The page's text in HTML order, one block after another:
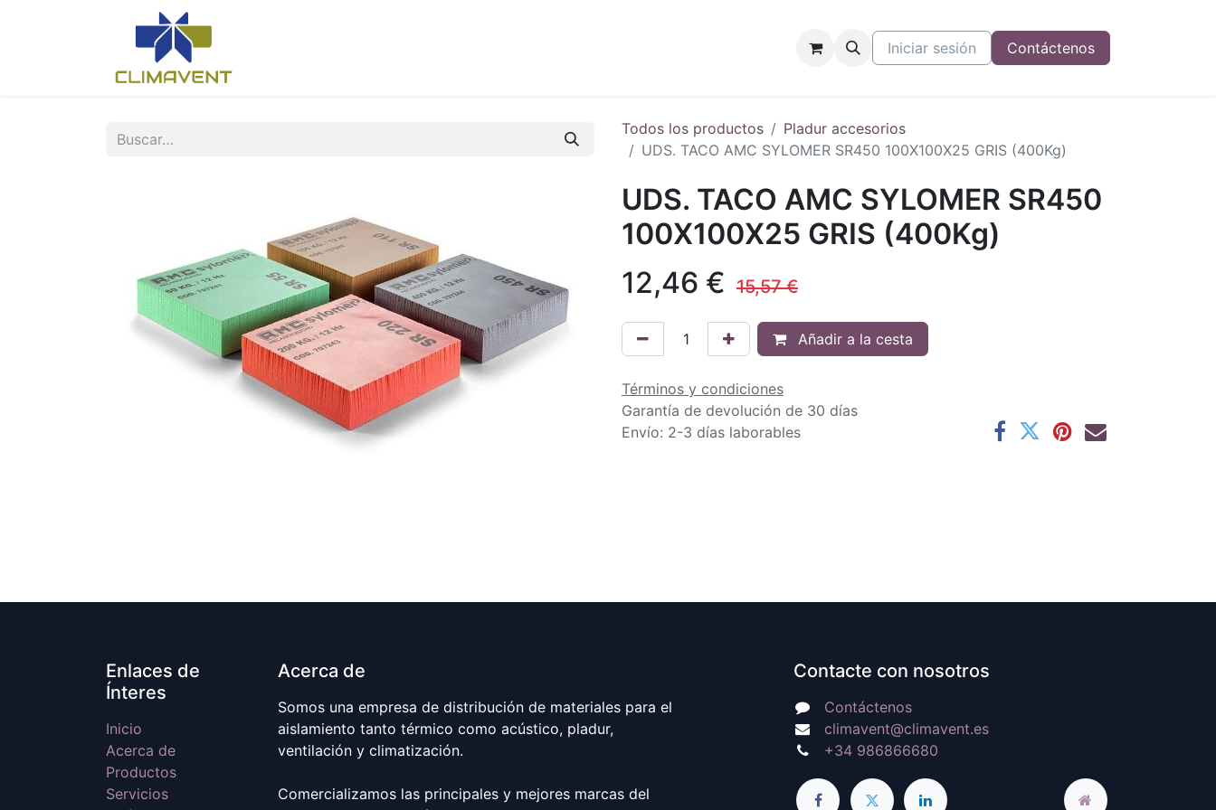
Iniciar sesión Contáctenos
Todos los productos
Pladur accesorios
UDS. TACO AMC SYLOMER SR450 100X100X25 GRIS (400Kg)
UDS. TACO AMC SYLOMER SR450
100X100X25 GRIS (400Kg)
12,46 € 15,57€
Añadir a la cesta
Términos y condiciones
Garantía de devolución de 30 días
Envío: 2-3 días laborables
Enlaces de
Ínteres
Inicio
Acerca de
Productos
Servicios
Acerca de
Somos una empresa de distribución de materiales para el
aislamiento tanto térmico como acústico, pladur,
ventilación y climatización.
Comercializamos las principales y mejores marcas del
Contacte con nosotros
Contáctenos
climavent@climavent.es
+34 986866680